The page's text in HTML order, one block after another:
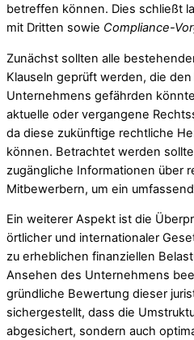
betreffen können. Dies schließt
mit Dritten sowie Compliance-
Zunächst sollten alle
Klauseln geprüft werden, die
Unternehmens gefährden
aktuelle oder vergangene
da diese zukünftige rechtliche
können. Betrachtet werden
zugängliche Informationen über
Mitbewerbern, um ein
Ein weiterer Aspekt ist die
örtlicher und internationaler
zu erheblichen finanziellen
Ansehen des Unternehmens
gründliche Bewertung dieser
sichergestellt, dass die
abgesichert, sondern auch